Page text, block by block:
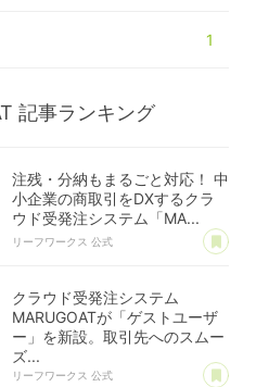
1
記事ランキング
注残・分納もまるごと対応！ 中
小企業の商取引をDXするクラ
ウド受発注システム「MA...
リーフワークス 公式 あ
クラウド受発注システム
MARUGOATが「ゲストユーザ
ー」を新設。取引先へのスムー
ズ...
リーフワークス 公式 あ